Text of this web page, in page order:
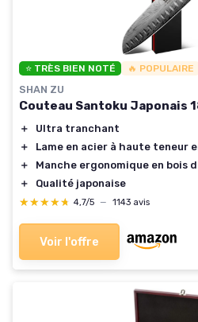
⭐ TRÈS BIEN NOTÉ 🔥 POPULAIRE
SHAN ZU
Couteau Santoku Japonais
＋
Ultra tranchant
＋
Lame en acier à haute teneur
＋
Manche ergonomique en bois
＋
Qualité japonaise
★★★★★
★★★★★ 4,7/5 — 1143 avis
Voir l'offre